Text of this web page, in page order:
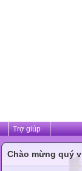
Trợ giúp
Chào mừng quý